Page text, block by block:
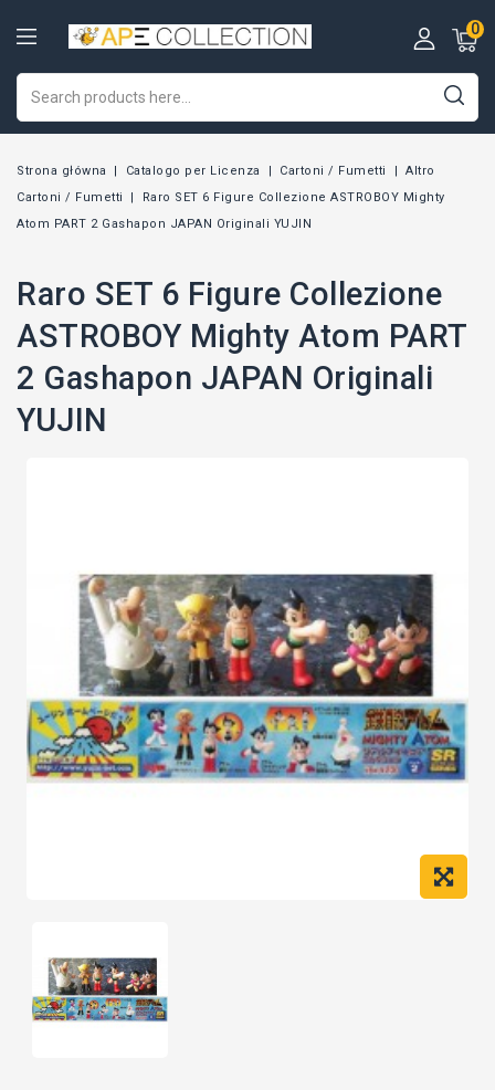
0
Strona główna Catalogo per Licenza Cartoni / Fumetti
Altro
Cartoni / Fumetti
Raro SET 6 Figure Collezione ASTROBOY Mighty
Atom PART 2 Gashapon JAPAN Originali YUJIN
Raro SET 6 Figure Collezione
ASTROBOY Mighty Atom PART
2 Gashapon JAPAN Originali
YUJIN